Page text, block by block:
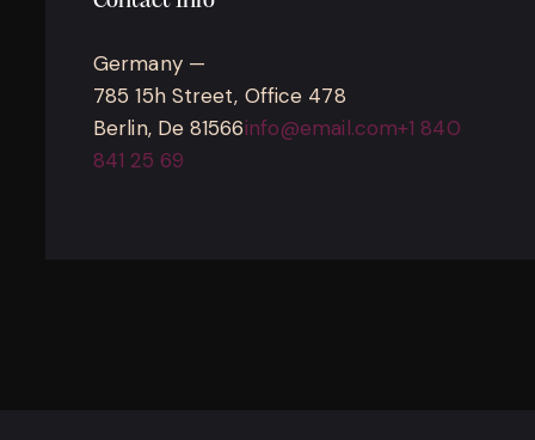
Germany —
785 15h Street, Office 478
Berlin, De 81566info@email.com+1 840
841 25 69